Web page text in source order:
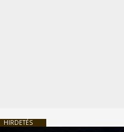
HIRDETÉS